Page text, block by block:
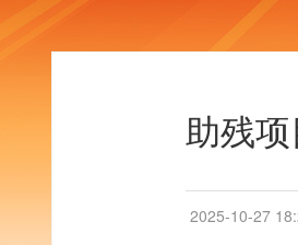
助残
2025-10-27